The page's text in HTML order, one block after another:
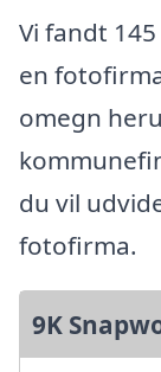
Vi fandt
en
omegn
du vil
fotofirma.
9K